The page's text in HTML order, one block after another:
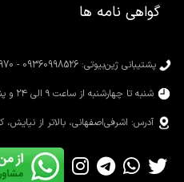
خرید رژ لب
تماس با ما
محصولات سیمپل
گواهی نامه ها
پشتیبانی ژین‌بیوتی: 09360998526 - 02126910970
شنبه تا چهارشنبه از ساعت ۹ الی ۲۴ و پنجشنبه از ساعت ۹ الی ۲۲
آدرس: اشرفی‌اصفهانی، بالاتر از نیایش،